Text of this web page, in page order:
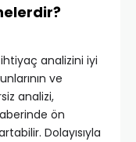
analizini iyi
ve
analizi,
ön
Dolayısıyla